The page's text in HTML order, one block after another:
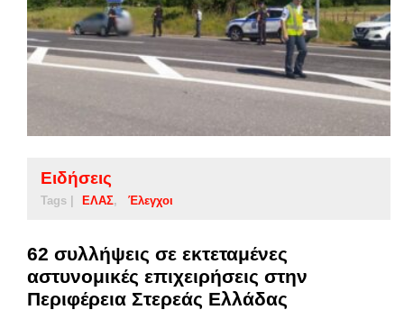
Ειδήσεις
Tags | ΕΛΑΣ Έλεγχοι
62 συλλήψεις σε εκτεταμένες
αστυνομικές επιχειρήσεις στην
Περιφέρεια Στερεάς Ελλάδας